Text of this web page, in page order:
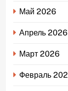
Май 2026
Апрель 2026
Март 2026
Февраль